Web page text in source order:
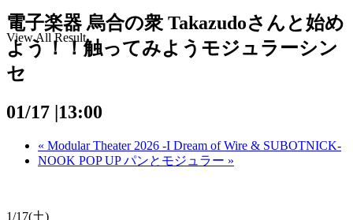
View All Result
電子楽器 烏合の衆 Takazudoさんと始め
よう！！触ってみようモジュラーシン
セ
01/17 |13:00
« Modular Theater 2026 -I Dream of Wire & SUBOTNICK-
NOOK POP UP パンとモジュラー »
1/17(土)